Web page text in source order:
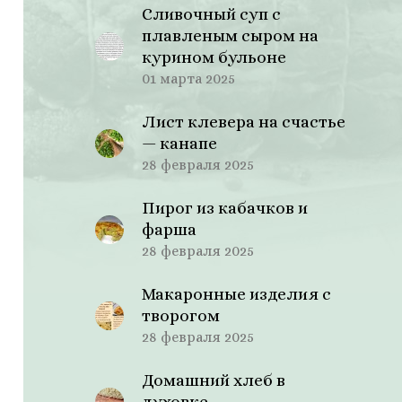
Сливочный суп с
плавленым сыром на
курином бульоне
01 марта 2025
Лист клевера на счастье
— канапе
28 февраля 2025
Пирог из кабачков и
фарша
28 февраля 2025
Макаронные изделия с
творогом
28 февраля 2025
Домашний хлеб в